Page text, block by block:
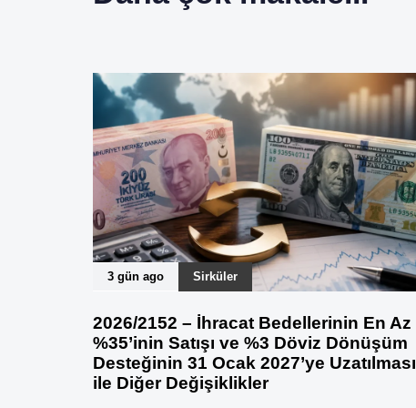
3 gün ago Sirküler
2026/2152 – İhracat Bedellerinin En Az
%35’inin Satışı ve %3 Döviz Dönüşüm
Desteğinin 31 Ocak 2027’ye Uzatılması
ile Diğer Değişiklikler